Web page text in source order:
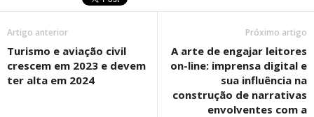
Artigo anterior
Turismo e aviação civil
crescem em 2023 e devem
ter alta em 2024
Próximo artigo
A arte de engajar leitores
on-line: imprensa digital e
sua influência na
construção de narrativas
envolventes com a